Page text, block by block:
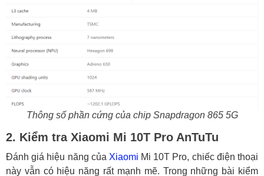
Thông số phần cứng của chip Snapdragon 865 5G
2. Kiểm tra Xiaomi Mi 10T Pro AnTuTu
Đánh giá hiệu năng của Xiaomi Mi 10T Pro, chiếc điện thoại
này vẫn có hiệu năng rất mạnh mẽ. Trong những bài kiểm